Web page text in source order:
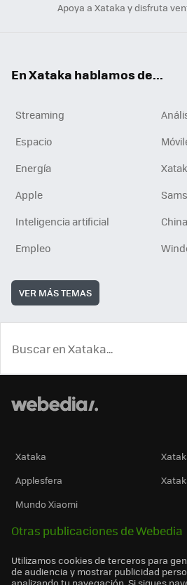
Apoya a Xataka y disfruta
En Xataka hablamos de...
Streaming
Espacio
Energía
Apple
Inteligencia artificial
China
Empleo
VER MÁS TEMAS
Xataka
Applesfera
Mundo Xiaomi
Otras publicaciones de Webedia
Utilizamos cookies de terceros para
de audiencia y mostrar publicidad